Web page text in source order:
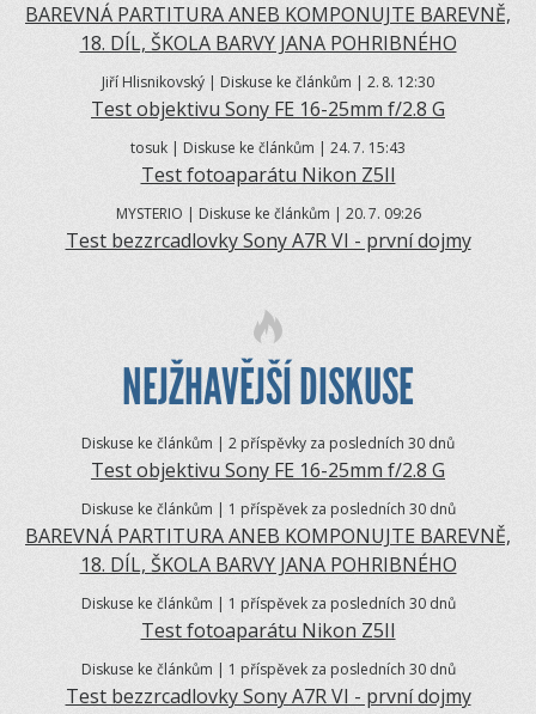
BAREVNÁ PARTITURA ANEB KOMPONUJTE BAREVNĚ,
18. DÍL, ŠKOLA BARVY JANA POHRIBNÉHO
Jiří Hlisnikovský | Diskuse ke článkům | 2. 8. 12:30
Test objektivu Sony FE 16-25mm f/2.8 G
tosuk | Diskuse ke článkům | 24.7. 15:43
Test fotoaparátu Nikon Z5II
MYSTERIO | Diskuse ke článkům | 20.7. 09:26
Test bezzrcadlovky Sony A7R VI - první dojmy
NEJŽHAVĚJŠÍ DISKUSE
Diskuse ke článkům | 2 příspěvky za posledních 30 dnů
Test objektivu Sony FE 16-25mm f/2.8 G
Diskuse ke článkům | 1 příspěvek za posledních 30 dnů
BAREVNÁ PARTITURA ANEB KOMPONUJTE BAREVNĚ,
18. DÍL, ŠKOLA BARVY JANA POHRIBNÉHO
Diskuse ke článkům | 1 příspěvek za posledních 30 dnů
Test fotoaparátu Nikon Z5II
Diskuse ke článkům | 1 příspěvek za posledních 30 dnů
Test bezzrcadlovky Sony A7R VI - první dojmy